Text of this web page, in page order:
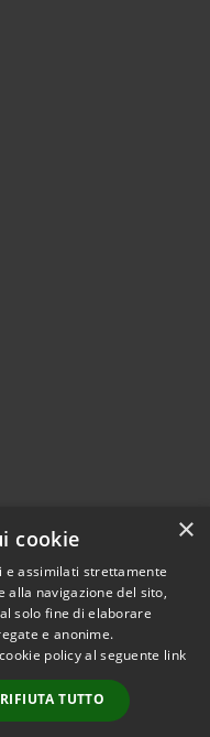
© 2026 • Comune di
Roncade • Powered by
Municipium•
Accesso
redazione
×
cookie
e assimilati strettamente
alla navigazione del sito,
solo fine di elaborare
e anonime.
policy al seguente link
RIFIUTA TUTTO